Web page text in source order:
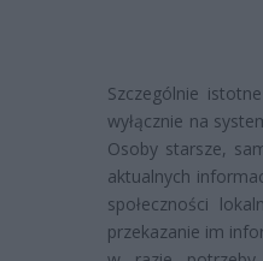
Szczególnie
wyłącznie na
Osoby starsze,
aktualnych
społeczności
przekazanie im